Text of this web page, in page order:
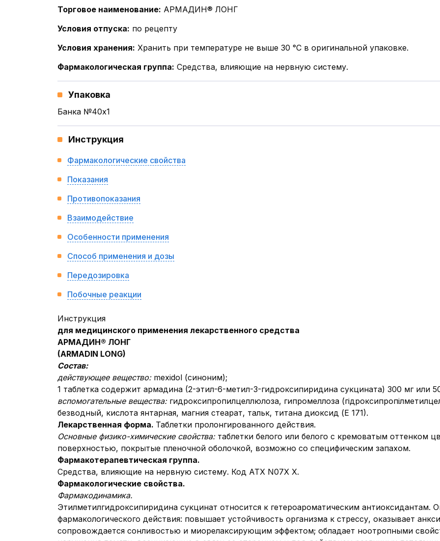
Торговое наименование: АРМАДИН® ЛОНГ
Условия отпуска: по рецепту
Условия хранения: Хранить при температуре не выше 30 °С в оригинальной упаковке.
Фармакологическая группа: Средства, влияющие на нервную систему.
Упаковка
Банка №40x1
Инструкция
Фармакологические свойства
Показания
Противопоказания
Взаимодействие
Особенности применения
Способ применения и дозы
Передозировка
Побочные реакции
Инструкция
для медицинского применения лекарственного средства
АРМАДИН® ЛОНГ
(ARMADIN LONG)
Состав:
действующее вещество: mexidol (синоним);
1 таблетка содержит армадина (2-этил-6-метил-3-гидроксипиридина сукцината) 300 мг или
вспомогательные вещества: гидроксипропилцеллюлоза, гипромеллоза
безводный, кислота янтарная, магния стеарат, тальк, титана диоксид (Е 171).
Лекарственная форма. Таблетки пролонгированного действия.
Основные физико-химические свойства: таблетки белого или белого с кремоватым оттенком
поверхностью, покрытые пленочной оболочкой, возможно со специфическим запахом.
Фармакотерапевтическая группа.
Средства, влияющие на нервную систему. Код АТХ N07X X.
Фармакологические свойства.
Фармакодинамика.
Этилметилгидроксипиридина сукцинат относится к гетероароматическим антиоксидантам.
фармакологического действия: повышает устойчивость организма к стрессу, оказывает
сопровождается сонливостью и миорелаксирующим эффектом; обладает ноотропными